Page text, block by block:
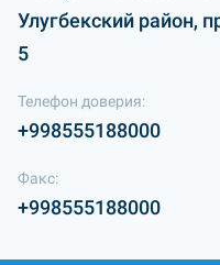
Улугбекский район,
5
Телефон доверия:
+998555188000
Факс:
+998555188000